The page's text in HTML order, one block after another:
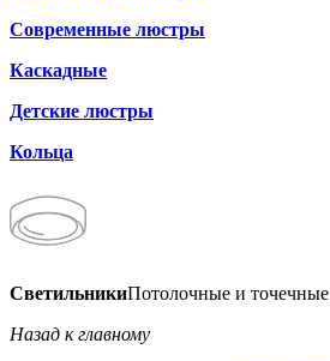
Современные люстры
Каскадные
Детские люстры
Кольца
СветильникиПотолочные и точечные
Назад к главному